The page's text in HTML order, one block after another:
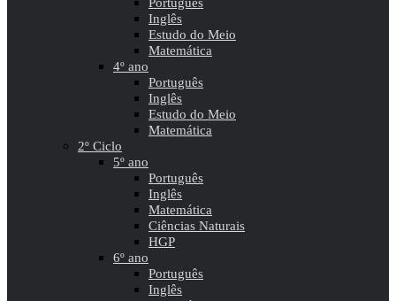
Inglês
Estudo do Meio
Matemática
4º ano
Português
Inglês
Estudo do Meio
Matemática
2º Ciclo
5º ano
Português
Inglês
Matemática
Ciências Naturais
HGP
6º ano
Português
Inglês